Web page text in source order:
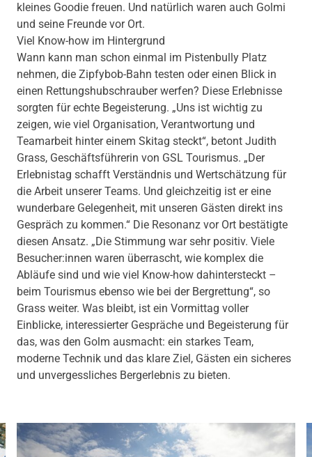
kleines Goodie freuen. Und natürlich waren auch Golmi
und seine Freunde vor Ort.
Viel Know-how im Hintergrund
Wann kann man schon einmal im Pistenbully Platz
nehmen, die Zipfybob-Bahn testen oder einen Blick in
einen Rettungshubschrauber werfen? Diese Erlebnisse
sorgten für echte Begeisterung. „Uns ist wichtig zu
zeigen, wie viel Organisation, Verantwortung und
Teamarbeit hinter einem Skitag steckt“, betont Judith
Grass, Geschäftsführerin von GSL Tourismus. „Der
Erlebnistag schafft Verständnis und Wertschätzung für
die Arbeit unserer Teams. Und gleichzeitig ist er eine
wunderbare Gelegenheit, mit unseren Gästen direkt ins
Gespräch zu kommen.“ Die Resonanz vor Ort bestätigte
diesen Ansatz. „Die Stimmung war sehr positiv. Viele
Besucher:innen waren überrascht, wie komplex die
Abläufe sind und wie viel Know-how dahintersteckt –
beim Tourismus ebenso wie bei der Bergrettung“, so
Grass weiter. Was bleibt, ist ein Vormittag voller
Einblicke, interessierter Gespräche und Begeisterung für
das, was den Golm ausmacht: ein starkes Team,
moderne Technik und das klare Ziel, Gästen ein sicheres
und unvergessliches Bergerlebnis zu bieten.